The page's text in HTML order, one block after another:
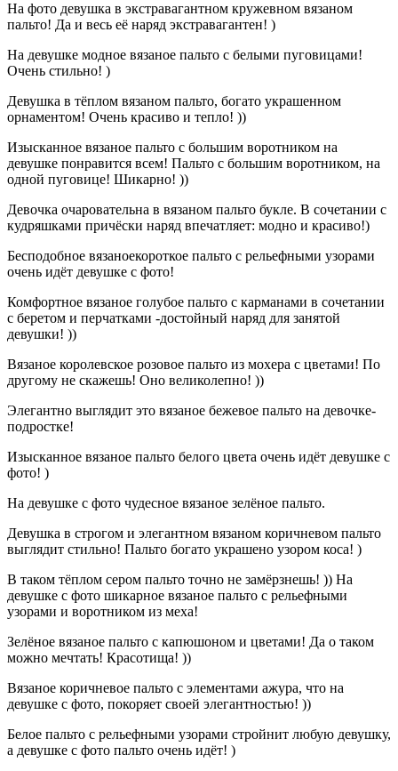
На фото девушка в экстравагантном кружевном вязаном
пальто! Да и весь её наряд экстравагантен! )
На девушке модное вязаное пальто с белыми пуговицами!
Очень стильно! )
Девушка в тёплом вязаном пальто, богато украшенном
орнаментом! Очень красиво и тепло! ))
Изысканное вязаное пальто с большим воротником на
девушке понравится всем! Пальто с большим воротником, на
одной пуговице! Шикарно! ))
Девочка очаровательна в вязаном пальто букле. В сочетании с
кудряшками причёски наряд впечатляет: модно и красиво!)
Бесподобное вязаноекороткое пальто с рельефными узорами
очень идёт девушке с фото!
Комфортное вязаное голубое пальто с карманами в сочетании
с беретом и перчатками -достойный наряд для занятой
девушки! ))
Вязаное королевское розовое пальто из мохера с цветами! По
другому не скажешь! Оно великолепно! ))
Элегантно выглядит это вязаное бежевое пальто на девочке-
подростке!
Изысканное вязаное пальто белого цвета очень идёт девушке с
фото! )
На девушке с фото чудесное вязаное зелёное пальто.
Девушка в строгом и элегантном вязаном коричневом пальто
выглядит стильно! Пальто богато украшено узором коса! )
В таком тёплом сером пальто точно не замёрзнешь! )) На
девушке с фото шикарное вязаное пальто с рельефными
узорами и воротником из меха!
Зелёное вязаное пальто с капюшоном и цветами! Да о таком
можно мечтать! Красотища! ))
Вязаное коричневое пальто с элементами ажура, что на
девушке с фото, покоряет своей элегантностью! ))
Белое пальто с рельефными узорами стройнит любую девушку,
а девушке с фото пальто очень идёт! )